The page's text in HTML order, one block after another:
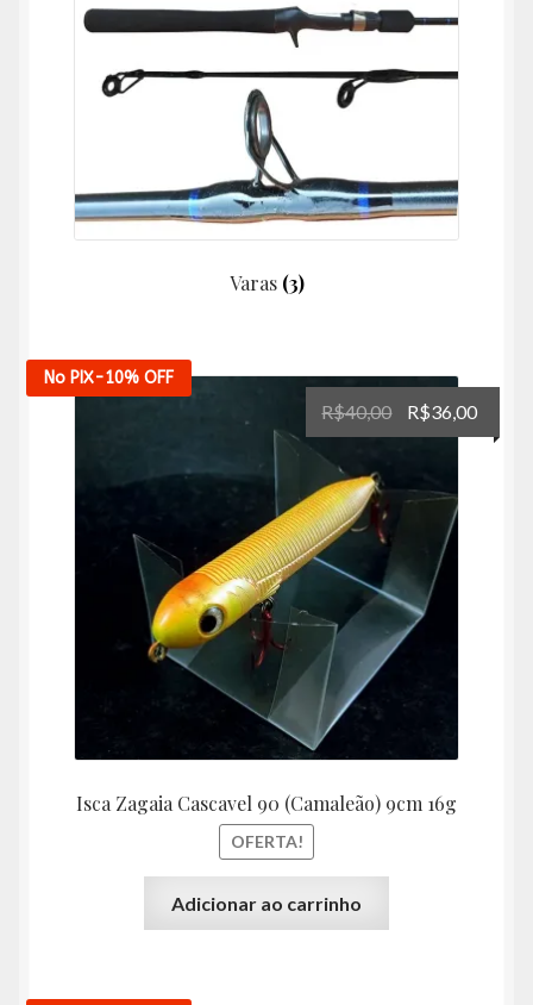
Varas (3)
No PIX-10% OFF
Isca Zagaia Cascavel 90 (Camaleão) 9cm 16g
OFERTA!
R$40,00
O
preço
era:
R$40,00.
R$36,00O
preço
Adicionar ao carrinho